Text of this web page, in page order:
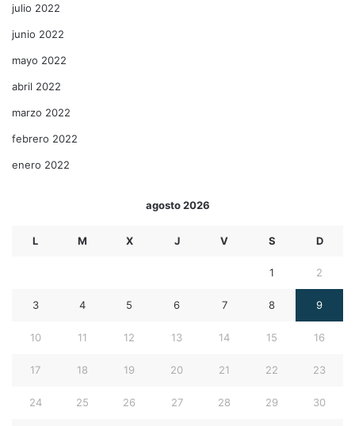
julio 2022
junio 2022
mayo 2022
abril 2022
marzo 2022
febrero 2022
enero 2022
agosto 2026
L M X J V S D
1 2
3 4 5 6 7 8 9
10 11 12 13 14 15 16
17 18 19 20 21 22 23
24 25 26 27 28 29 30